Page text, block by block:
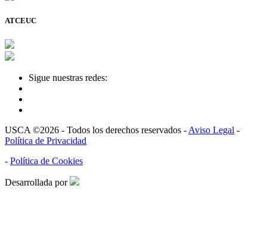
ATCEUC
Sigue nuestras redes:
USCA ©2026 - Todos los derechos reservados - Aviso Legal -
Política de Privacidad
- Política de Cookies
Desarrollada por